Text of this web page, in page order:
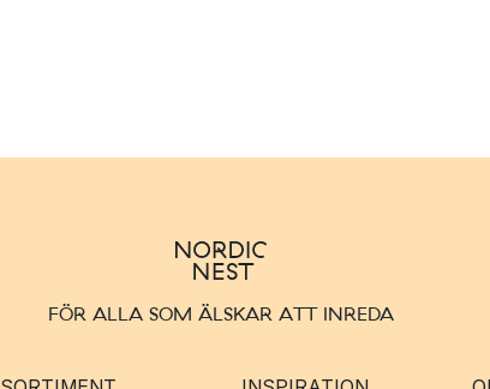
FÖR ALLA SOM ÄLSKAR ATT INREDA